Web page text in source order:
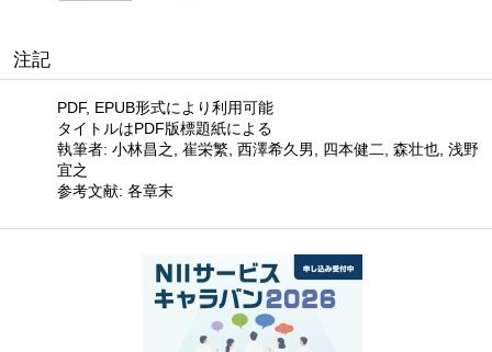
注記
PDF, EPUB形式により利用可能
タイトルはPDF版標題紙による
執筆者: 小林昌之, 崔栄繁, 西澤希久男, 四本健二, 森壮也, 浅野
宜之
参考文献: 各章末